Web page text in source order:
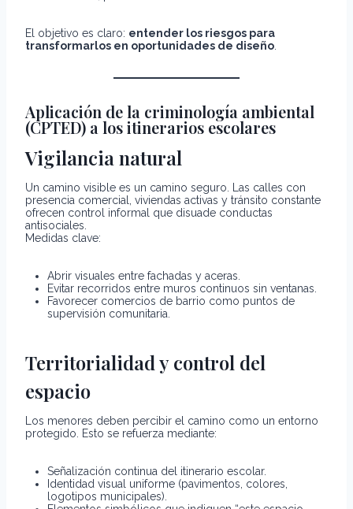
El objetivo es claro: entender los riesgos para
transformarlos en oportunidades de diseño
Aplicación de la criminología ambiental
(CPTED) a los itinerarios escolares
Vigilancia natural
Un camino visible es un camino seguro. Las calles con
presencia comercial, viviendas activas y tránsito constante
ofrecen control informal que disuade conductas
antisociales.
Medidas clave:
Abrir visuales entre fachadas y aceras.
Evitar recorridos entre muros continuos sin ventanas.
Favorecer comercios de barrio como puntos de
supervisión comunitaria.
Territorialidad y control del
espacio
Los menores deben percibir el camino como un entorno
protegido. Esto se refuerza mediante:
Señalización continua del itinerario escolar.
Identidad visual uniforme (pavimentos, colores,
logotipos municipales).